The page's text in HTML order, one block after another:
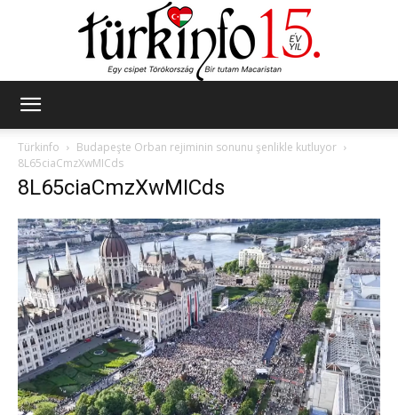
Türkinfo
Budapeşte Orban rejiminin sonunu şenlikle kutluyor
8L65ciaCmzXwMICds
8L65ciaCmzXwMICds